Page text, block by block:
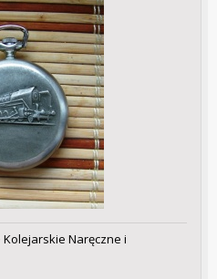
Naręczne i